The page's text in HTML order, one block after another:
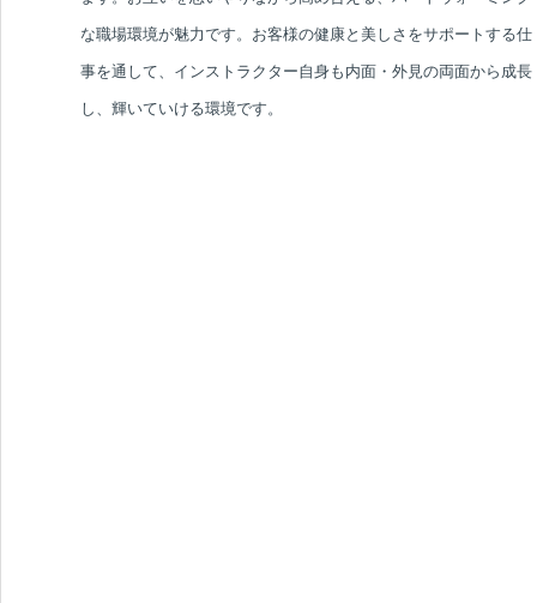
な職場環境が魅力です。お客様の健康と美しさをサポートする仕
事を通して、インストラクター自身も内面・外見の両面から成長
し、輝いていける環境です。